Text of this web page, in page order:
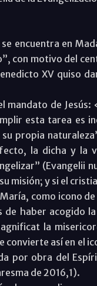
encuentra en
con motivo del
XV quiso
mandato de
esta tarea es
propia
la dicha y la
(Evangelii
misión; y si el
como icono
de haber acogido
la
convierte así en el
por obra del
de 2016,1).